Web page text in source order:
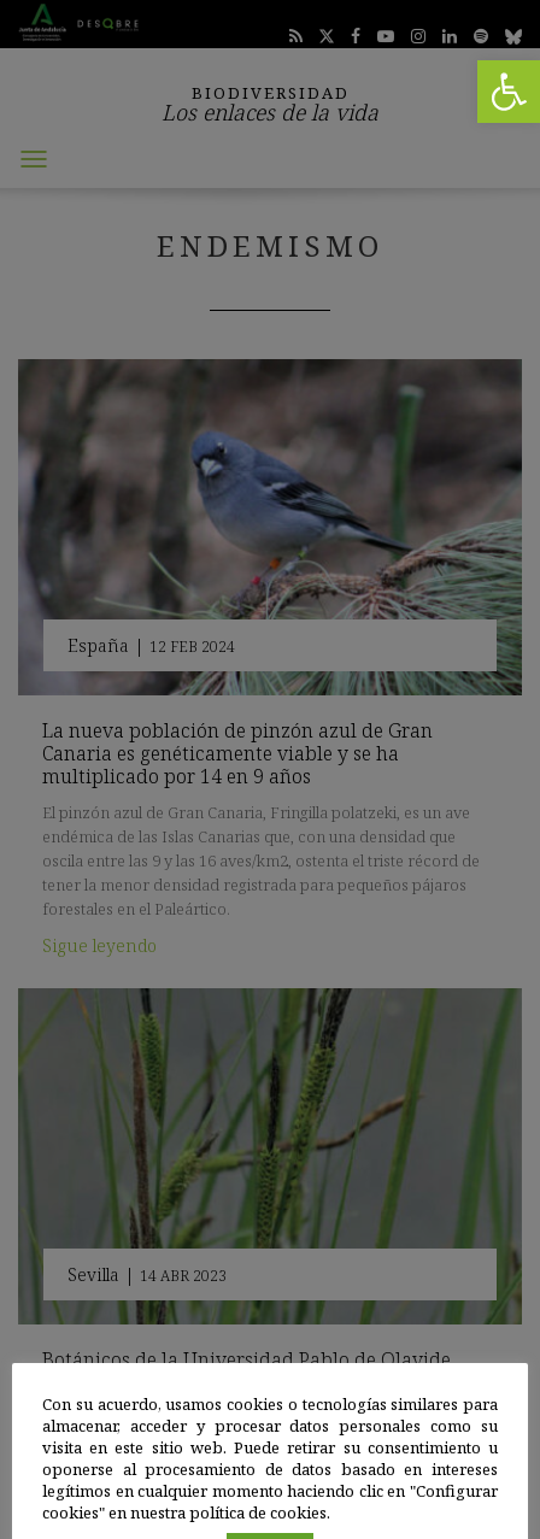
Abrir
BIODIVERSIDAD
Los enlaces de la vida
Abrir
ENDEMISMO
España | 12 FEB 2024
La nueva población de pinzón azul de Gran
Canaria es genéticamente viable y se ha
multiplicado por 14 en 9 años
El pinzón azul de Gran Canaria, Fringilla polatzeki, es un ave
endémica de las Islas Canarias que, con una densidad que
oscila entre las 9 y las 16 aves/km2, ostenta el triste récord de
tener la menor densidad registrada para pequeños pájaros
forestales en el Paleártico.
Sigue leyendo
Sevilla | 14 ABR 2023
Botánicos de la Universidad Pablo de Olavide
Catalogan una nueva especie de planta endémica de La
Mancha, escenario de la famosa obra literaria de Miguel de
Cervantes, que pertenece a la familia del papiro.
Sigue leyendo
Con su acuerdo, usamos cookies o tecnologías similares para
almacenar, acceder y procesar datos personales como su
visita en este sitio web. Puede retirar su consentimiento u
oponerse al procesamiento de datos basado en intereses
legítimos en cualquier momento haciendo clic en "Configurar
cookies" en nuestra política de cookies.